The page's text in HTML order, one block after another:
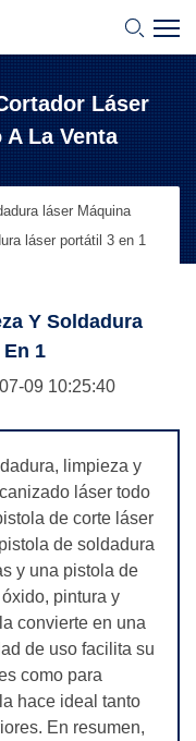
Láser
La Venta
láser Máquina
láser portátil 3 en 1
Y Soldadura
1
09 10:25:40
limpieza y
láser todo
de corte láser
de soldadura
y una pistola de
pintura y
convierte en una
de uso facilita su
como para
hace ideal tanto
En resumen,